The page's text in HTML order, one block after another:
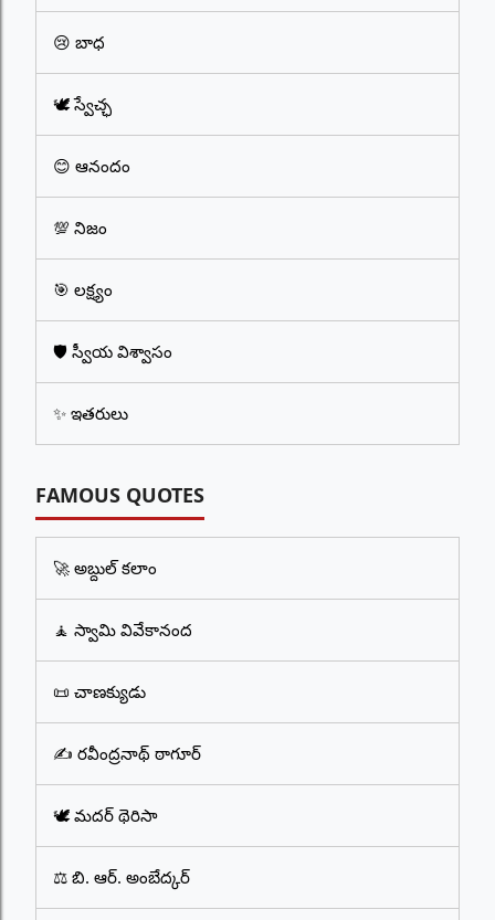
😢 బాధ
🕊️ స్వేచ్ఛ
😊 ఆనందం
💯 నిజం
🎯 లక్ష్యం
🛡️ స్వీయ విశ్వాసం
✨ ఇతరులు
FAMOUS QUOTES
🚀 అబ్దుల్ కలాం
🧘 స్వామి వివేకానంద
📜 చాణక్యుడు
✍️ రవీంద్రనాథ్ ఠాగూర్
🕊️ మదర్ థెరిసా
⚖️ బి. ఆర్. అంబేద్కర్